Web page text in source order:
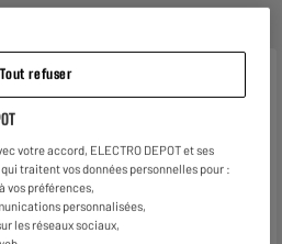
Chariot, poussette de marché
Noir et gris
Tout refuser
votre accord, ELECTRO DEPOT et ses
traitent vos données personnelles pour :
vos préférences,
personnalisées,
les réseaux sociaux,